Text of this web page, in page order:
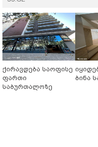
ქირავდება საოფისე
ფართი
საბურთალოზე
ბინა